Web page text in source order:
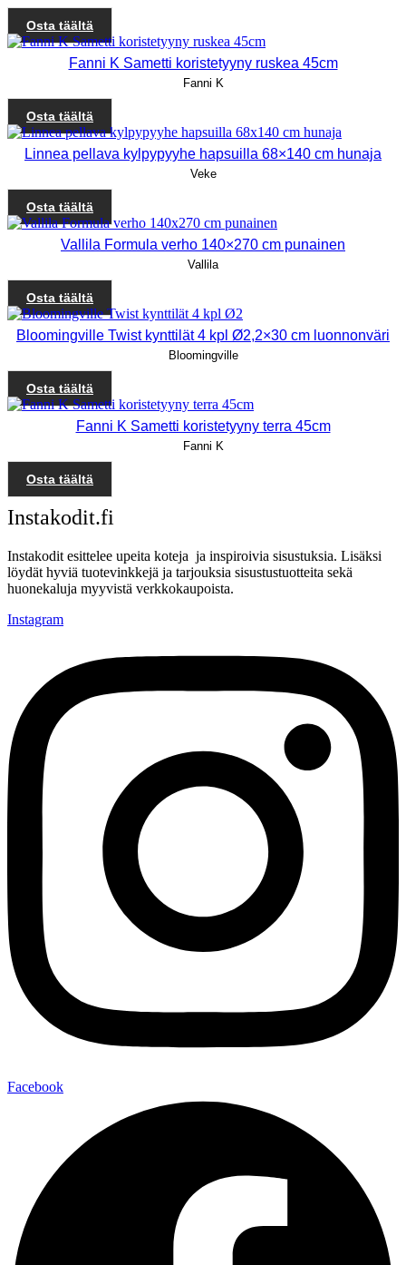
Osta täältä
Fanni K Sametti koristetyyny ruskea 45cm
Fanni K
Osta täältä
Linnea pellava kylpypyyhe hapsuilla 68×140 cm hunaja
Veke
Osta täältä
Vallila Formula verho 140×270 cm punainen
Vallila
Osta täältä
Bloomingville Twist kynttilät 4 kpl Ø2,2×30 cm luonnonväri
Bloomingville
Osta täältä
Fanni K Sametti koristetyyny terra 45cm
Fanni K
Osta täältä
Instakodit.fi
Instakodit esittelee upeita koteja ja inspiroivia sisustuksia. Lisäksi
löydät hyviä tuotevinkkejä ja tarjouksia sisustustuotteita sekä
huonekaluja myyvistä verkkokaupoista.
Instagram
Facebook